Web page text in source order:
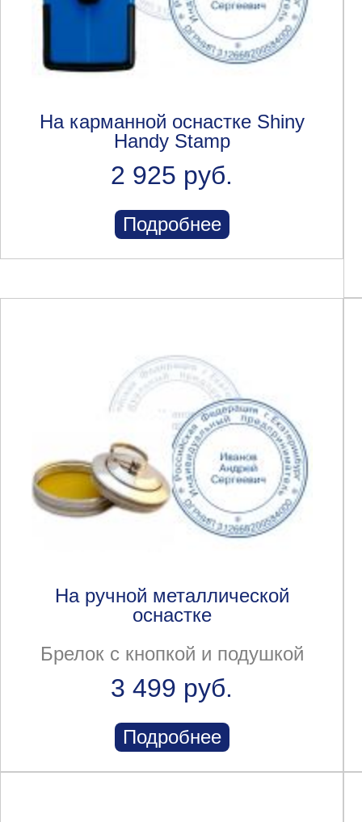
На карманной оснастке Shiny
Handy Stamp
2 925 руб.
Подробнее
На ручной металлической
оснастке
Брелок с кнопкой и подушкой
3 499 руб.
Подробнее